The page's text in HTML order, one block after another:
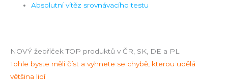
Absolutní vítěz srovnávacího testu
NOVÝ žebříček TOP produktů v ČR, SK, DE a PL
Tohle byste měli číst a vyhnete se chybě, kterou udělá
většina lidí